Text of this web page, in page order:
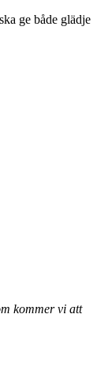
ge både glädje
kommer vi att